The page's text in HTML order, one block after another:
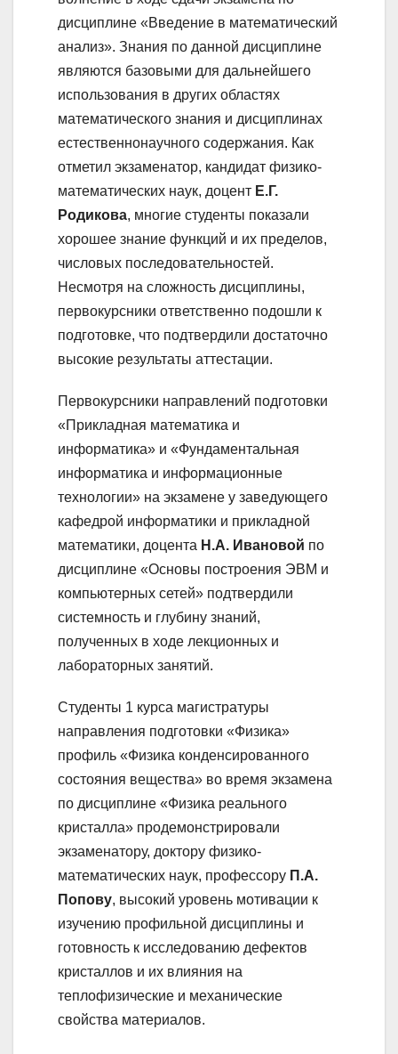
дисциплине «Введение в математический
анализ». Знания по данной дисциплине
являются базовыми для дальнейшего
использования в других областях
математического знания и дисциплинах
естественнонаучного содержания. Как
отметил экзаменатор, кандидат физико-
математических наук, доцент Е.Г.
Родикова, многие студенты показали
хорошее знание функций и их пределов,
числовых последовательностей.
Несмотря на сложность дисциплины,
первокурсники ответственно подошли к
подготовке, что подтвердили достаточно
высокие результаты аттестации.
Первокурсники направлений подготовки
«Прикладная математика и
информатика» и «Фундаментальная
информатика и информационные
технологии» на экзамене у заведующего
кафедрой информатики и прикладной
математики, доцента Н.А. Ивановой по
дисциплине «Основы построения ЭВМ и
компьютерных сетей» подтвердили
системность и глубину знаний,
полученных в ходе лекционных и
лабораторных занятий.
Студенты 1 курса магистратуры
направления подготовки «Физика»
профиль «Физика конденсированного
состояния вещества» во время экзамена
по дисциплине «Физика реального
кристалла» продемонстрировали
экзаменатору, доктору физико-
математических наук, профессору П.А.
Попову, высокий уровень мотивации к
изучению профильной дисциплины и
готовность к исследованию дефектов
кристаллов и их влияния на
теплофизические и механические
свойства материалов.